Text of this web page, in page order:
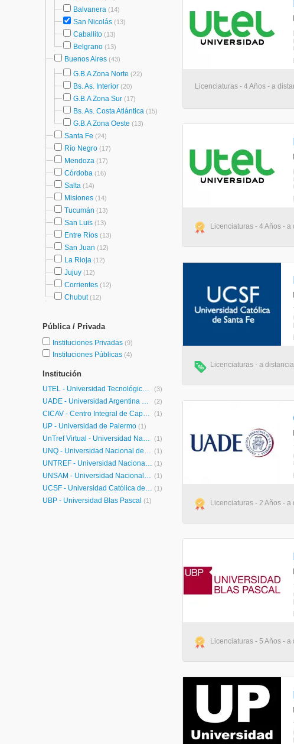
Balvanera (14)
San Nicolás (13)
Caballito (13)
Belgrano (13)
Buenos Aires (43)
G.B.A Zona Norte (22)
Bs. As. Interior (20)
G.B.A Zona Sur (17)
Bs. As. Costa Atlántica (15)
G.B.A Zona Oeste (13)
Santa Fe (24)
Río Negro (17)
Mendoza (17)
Córdoba (16)
Salta (14)
Misiones (14)
Tucumán (13)
San Luis (13)
Entre Ríos (13)
San Juan (12)
La Rioja (12)
Jujuy (12)
Corrientes (12)
Chubut(12)
Pública / Privada
Instituciones Privadas (9)
Instituciones Públicas (4)
Institución
UTEL - Universidad Tecnológica Latinoamericana en Línea Argentina (3)
UADE - Universidad Argentina de la Empresa (2)
CICAV - Centro Integral de Capacitación Virtual (1)
UP - Universidad de Palermo (1)
UnTref Virtual - Universidad Nacional Tres de Febrero Virtual (1)
UNQ - Universidad Nacional de Quilmes Posgrados (1)
UNTREF - Universidad Nacional de Tres de Febrero (1)
UNSAM - Universidad Nacional de General San Martín (1)
UCSF - Universidad Católica de Santa Fe (1)
UBP - Universidad Blas Pascal (1)
Licenciaturas - 4 Años - a
Licenciaturas - 4 Años - a
Licenciaturas - a distancia
Licenciaturas - 2 Años - a
Licenciaturas - 5 Años - a